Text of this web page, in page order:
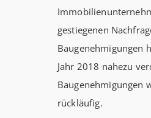
gestiegenen
Baugenehmigungen
Jahr 2018 nahezu
Baugenehmigungen
rückläufig.